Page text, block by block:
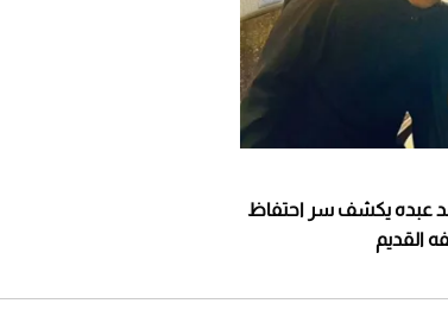
عبده يكشف سر احتفاظ
القديم